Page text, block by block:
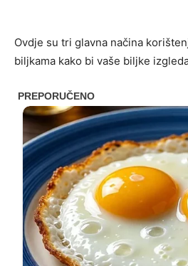
Ovdje su tri glavna načina
biljkama kako bi vaše biljke